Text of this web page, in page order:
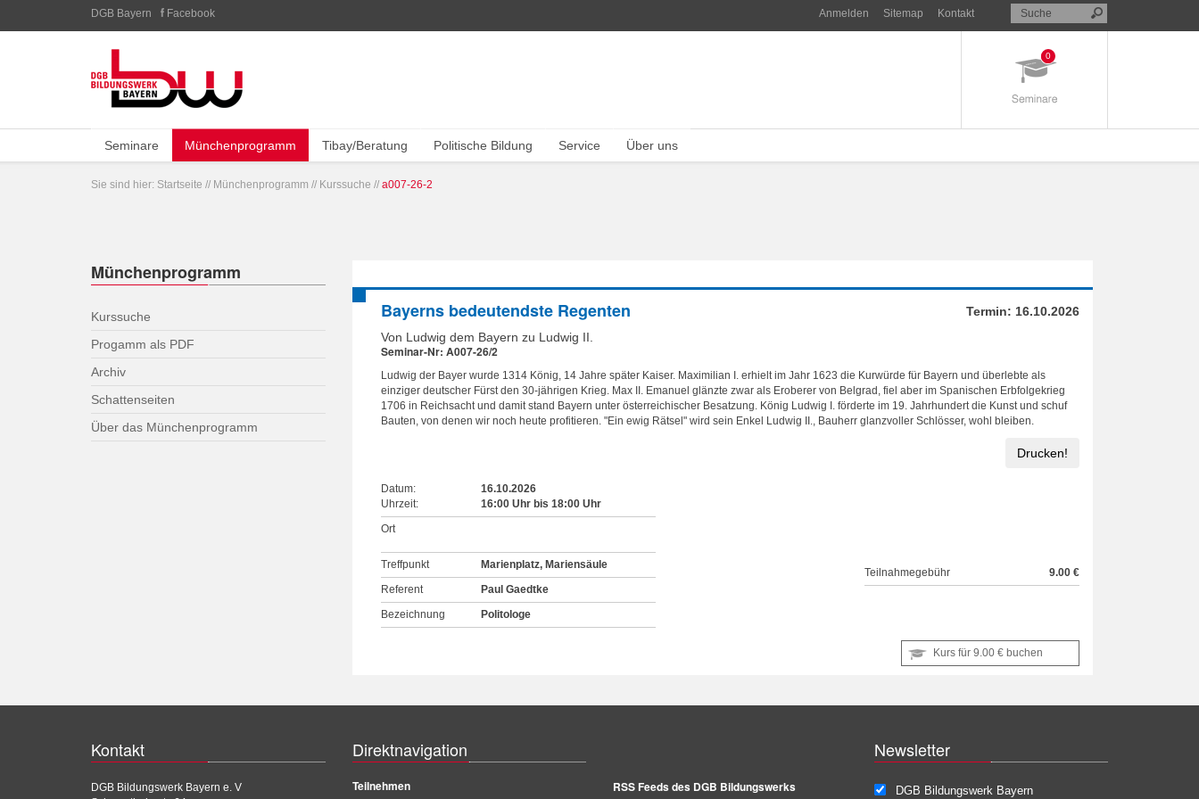
DGB Bayern Facebook Anmelden Sitemap Kontakt
0
Seminare Münchenprogramm Tibay/Beratung Politische Bildung Service Über uns
Sie sind hier: Startseite // Münchenprogramm // Kurssuche // a007-26-2
Münchenprogramm
Kurssuche
Progamm als PDF
Archiv
Schattenseiten
Über das Münchenprogramm
Bayerns bedeutendste Regenten Termin: 16.10.2026
Von Ludwig dem Bayern zu Ludwig II.
Seminar-Nr: A007-26/2
Ludwig der Bayer wurde 1314 König, 14 Jahre später Kaiser. Maximilian I. erhielt im Jahr 1623 die Kurwürde für Bayern und überlebte als
einziger deutscher Fürst den 30-jährigen Krieg. Max II. Emanuel glänzte zwar als Eroberer von Belgrad, fiel aber im Spanischen Erbfolgekrieg
1706 in Reichsacht und damit stand Bayern unter österreichischer Besatzung. König Ludwig I. förderte im 19. Jahrhundert die Kunst und schuf
Bauten, von denen wir noch heute profitieren. "Ein ewig Rätsel" wird sein Enkel Ludwig II., Bauherr glanzvoller Schlösser, wohl bleiben.
Drucken!
Datum:
Uhrzeit:
16.10.2026
16:00 Uhrbis 18:00Uhr
Ort
Treffpunkt
Marienplatz, Mariensäule
Referent
Paul Gaedtke
Bezeichnung
Politologe
Teilnahmegebühr 9.00 €
Kurs für 9.00 € buchen
Kontakt
DGB Bildungswerk Bayern e. V
Direktnavigation
Teilnehmen RSS Feeds des DGB Bildungswerks
Newsletter
DGB Bildungswerk Bayern